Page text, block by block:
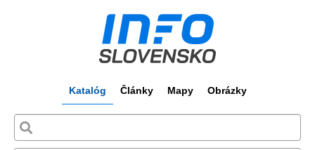
Katalóg Články Mapy Obrázky